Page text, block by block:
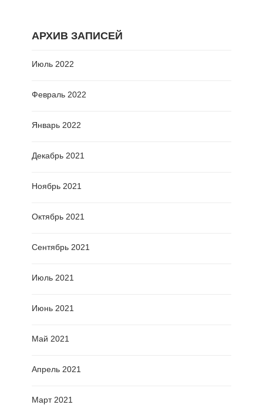
АРХИВ ЗАПИСЕЙ
Июль 2022
Февраль 2022
Январь 2022
Декабрь 2021
Ноябрь 2021
Октябрь 2021
Сентябрь 2021
Июль 2021
Июнь 2021
Май 2021
Апрель 2021
Март 2021